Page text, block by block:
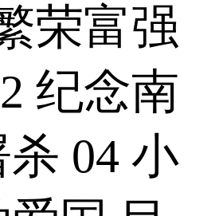
荣富强
纪念南
04 小